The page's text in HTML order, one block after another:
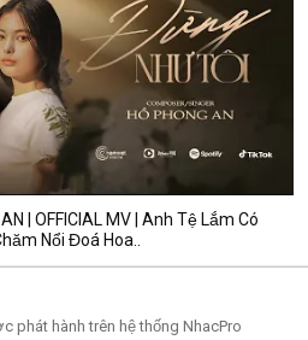
| OFFICIAL MV | Anh Tệ Lắm Có
Nổi Đoá Hoa..
phát hành trên hệ thống NhacPro